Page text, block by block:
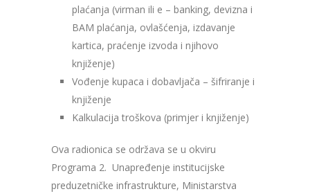
plaćanja (virman ili e – banking, devizna i
BAM plaćanja, ovlašćenja, izdavanje
kartica, praćenje izvoda i njihovo
knjiženje)
Vođenje kupaca i dobavljača – šifriranje i
knjiženje
Kalkulacija troškova (primjer i knjiženje)
Ova radionica se održava se u okviru
Programa 2. Unapređenje institucijske
preduzetničke infrastrukture, Ministarstva